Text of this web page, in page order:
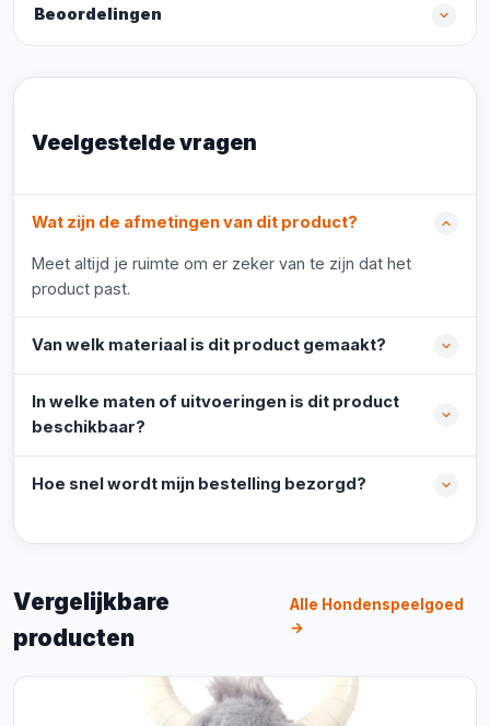
Beoordelingen
Veelgestelde vragen
Wat zijn de afmetingen van dit product?
Meet altijd je ruimte om er zeker van te zijn dat het
product past.
Van welk materiaal is dit product gemaakt?
In welke maten of uitvoeringen is dit product
beschikbaar?
Hoe snel wordt mijn bestelling bezorgd?
Vergelijkbare
producten
Alle Hondenspeelgoed
→